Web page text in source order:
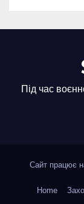
Під час
Сайт працює
Home